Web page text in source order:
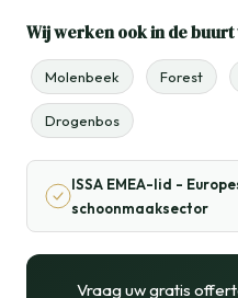
Wij werken ook in de
Molenbeek Forest
Drogenbos
ISSA EMEA-lid -
schoonmaaksector
Vraag uw gratis